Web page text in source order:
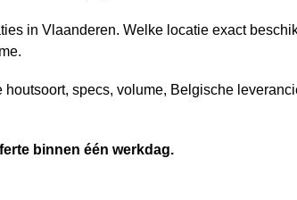
in Vlaanderen. Welke locatie exact
specs, volume, Belgische
binnen één werkdag.